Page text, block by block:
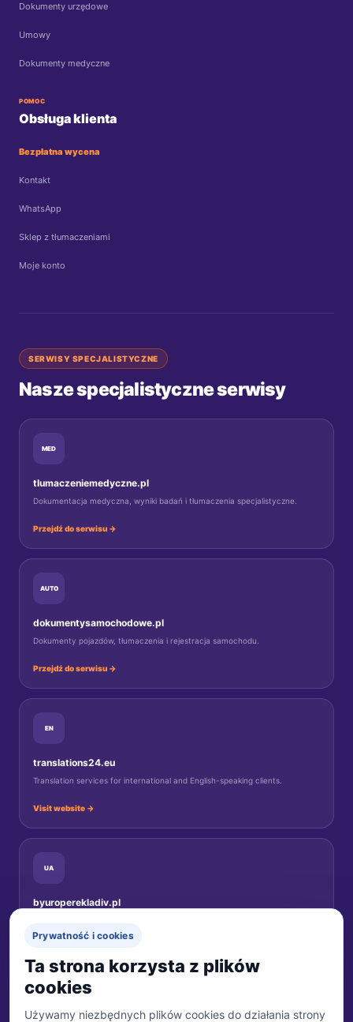
Dokumenty urzędowe
Umowy
Dokumenty medyczne
POMOC
Obsługa klienta
Bezpłatna wycena
Kontakt
WhatsApp
Sklep z tłumaczeniami
Moje konto
SERWISY SPECJALISTYCZNE
Nasze specjalistyczne serwisy
MED
tlumaczeniemedyczne.pl
Dokumentacja medyczna, wyniki badań i tłumaczenia specjalistyczne.
Przejdź do serwisu →
AUTO
dokumentysamochodowe.pl
Dokumenty pojazdów, tłumaczenia i rejestracja samochodu.
Przejdź do serwisu →
EN
translations24.eu
Translation services for international and English-speaking clients.
Visit website →
UA
byuroperekladiv.pl
Prywatność i cookies
Ta strona korzysta z plików
cookies
Używamy niezbędnych plików cookies do działania strony